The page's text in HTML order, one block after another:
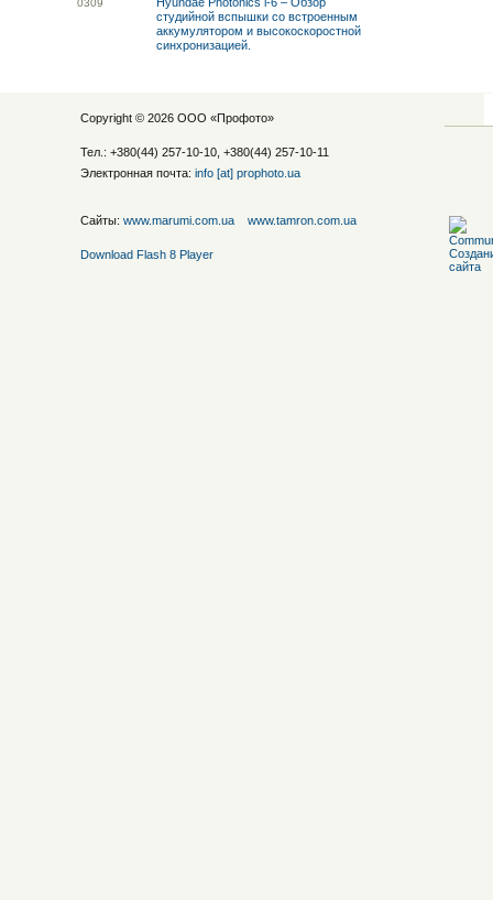
0309
студийной вспышки со встроенным
аккумулятором и высокоскоростной
синхронизацией.
Copyright © 2026 ООО «Профото»
Тел.: +380(44) 257-10-10, +380(44) 257-10-11
Электронная почта: info [at] prophoto.ua
Сайты: www.marumi.com.ua www.tamron.com.ua
Download Flash 8 Player